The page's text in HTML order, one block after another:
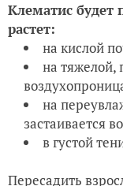
Клематис будет
растет:
на кислой
на тяжелой,
на
застаивается
в густой
Пересадить